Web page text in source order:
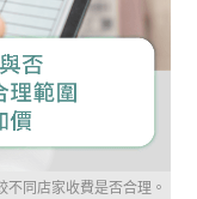
同店家收費是否合理。